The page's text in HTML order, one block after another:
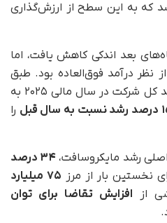
که به این سطح از ارزش‌گذاری
بعد اندکی کاهش یافت، اما
از نظر درآمد فوق‌العاده بود. طبق
شرکت در سال مالی ۲۰۲۵ به
سال قبل
را
رشد مایکروسافت،
۳۴ درصد
نخستین بار از مرز
۷۵ میلیارد
از افزایش تقاضا برای توان